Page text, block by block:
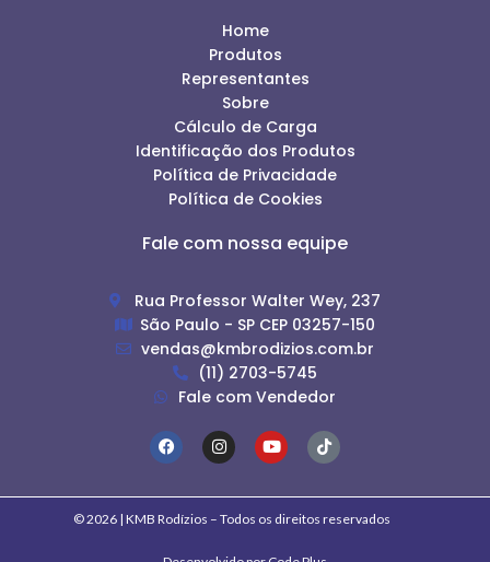
Home
Produtos
Representantes
Sobre
Cálculo de Carga
Identificação dos Produtos
Política de Privacidade
Política de Cookies
Fale com nossa equipe
Rua Professor Walter Wey, 237
São Paulo - SP CEP 03257-150
vendas@kmbrodizios.com.br
(11) 2703-5745
Fale com Vendedor
© 2026 | KMB Rodízios – Todos os direitos reservados